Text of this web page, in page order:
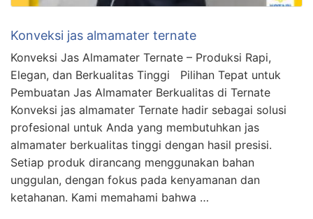
Konveksi jas almamater ternate
Konveksi Jas Almamater Ternate – Produksi Rapi,
Elegan, dan Berkualitas Tinggi Pilihan Tepat untuk
Pembuatan Jas Almamater Berkualitas di Ternate
Konveksi jas almamater Ternate hadir sebagai solusi
profesional untuk Anda yang membutuhkan jas
almamater berkualitas tinggi dengan hasil presisi.
Setiap produk dirancang menggunakan bahan
unggulan, dengan fokus pada kenyamanan dan
ketahanan. Kami memahami bahwa …